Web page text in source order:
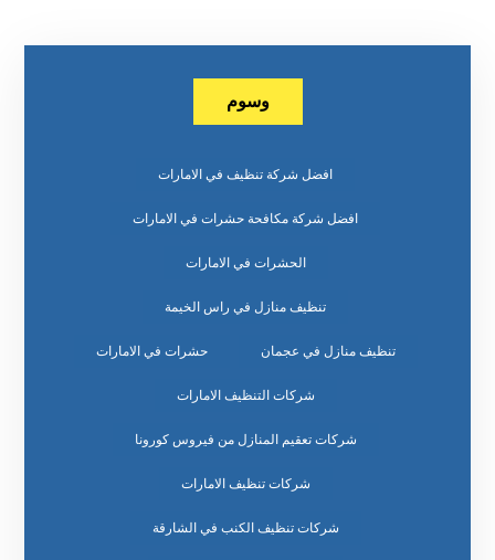
وسوم
افضل شركة تنظيف في الامارات
افضل شركة مكافحة حشرات في الامارات
الحشرات في الامارات
تنظيف منازل في راس الخيمة
تنظيف منازل في عجمان حشرات في الامارات
شركات التنظيف الامارات
شركات تعقيم المنازل من فيروس كورونا
شركات تنظيف الامارات
شركات تنظيف الكنب في الشارقة